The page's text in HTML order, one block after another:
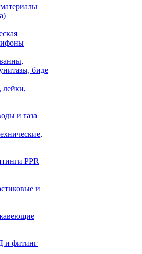
биде
лейки,
и газа
PPR
и
и фитинг